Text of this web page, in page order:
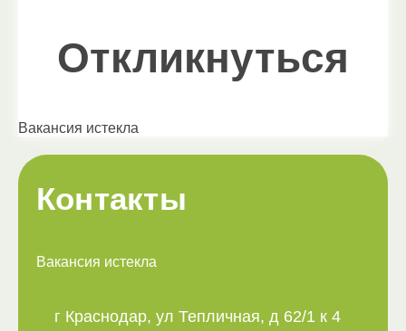
Откликнуться
Вакансия истекла
Контакты
Вакансия истекла
г Краснодар, ул Тепличная, д 62/1 к 4